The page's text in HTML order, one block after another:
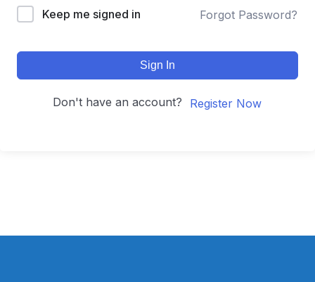
Keep me signed in Forgot Password?
Sign In
Don't have an account? Register Now